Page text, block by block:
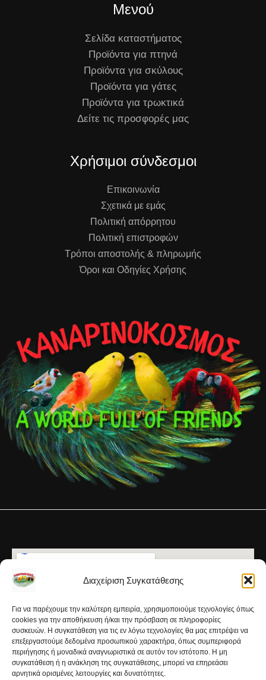
Διαχείριση Συγκατάθεσης
Για να παρέχουμε την καλύτερη εμπειρία, χρησιμοποιούμε τεχνολογίες όπως
cookies για την αποθήκευση ή/και την πρόσβαση σε πληροφορίες
συσκευών. Η συγκατάθεση για τις εν λόγω τεχνολογίες θα μας επιτρέψει να
επεξεργαστούμε δεδομένα προσωπικού χαρακτήρα, όπως συμπεριφορά
περιήγησης ή μοναδικά αναγνωριστικά σε αυτόν τον ιστότοπο. Η μη
συγκατάθεση ή η ανάκληση της συγκατάθεσης, μπορεί να επηρεάσει
αρνητικά ορισμένες λειτουργίες και δυνατότητες.
Μενού
Σελίδα καταστήματος
Προϊόντα για πτηνά
Προϊόντα για σκύλους
Προϊόντα για γάτες
Προϊόντα για τρωκτικά
Δείτε τις προσφορές μας
Χρήσιμοι σύνδεσμοι
Επικοινωνία
Σχετικά με εμάς
Πολιτική απόρρητου
Πολιτική επιστροφών
Τρόποι αποστολής & πληρωμής
Όροι και Οδηγίες Χρήσης